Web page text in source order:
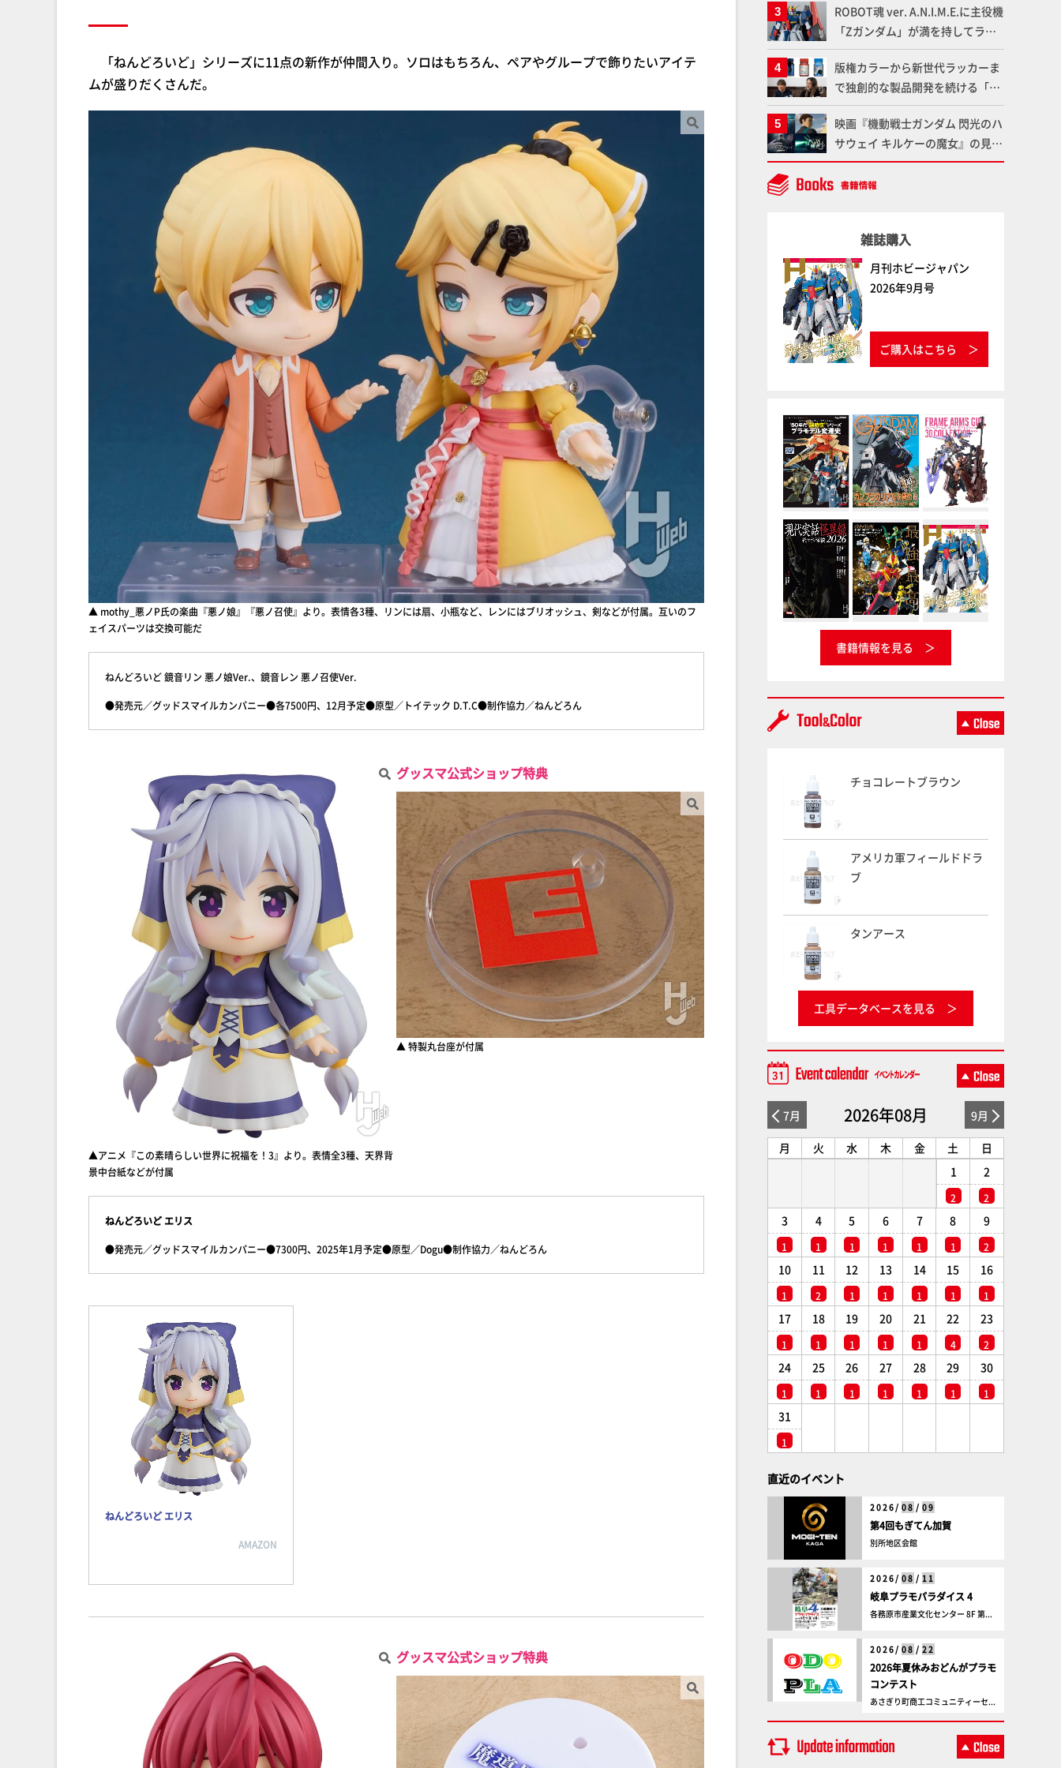
「ねんどろいど」シリーズに11点の新作が仲間入り。ソロはもちろん、ペアやグループで飾りたいアイテ
ムが盛りだくさんだ。
▲ mothy_悪ノP氏の楽曲『悪ノ娘』『悪ノ召使』より。表情各3種、リンには扇、小瓶など、レンにはブリオッシュ、剣などが付属。互いのフ
ェイスパーツは交換可能だ
ねんどろいど 鏡音リン 悪ノ娘Ver.、鏡音レン 悪ノ召使Ver.
●発売元／グッドスマイルカンパニー●各7500円、12月予定●原型／トイテック D.T.C●制作協力／ねんどろん
▲アニメ『この素晴らしい世界に祝福を！3』より。表情全3種、天界背
景中台紙などが付属
グッスマ公式ショップ特典
▲ 特製丸台座が付属
ねんどろいど エリス
●発売元／グッドスマイルカンパニー●7300円、2025年1月予定●原型／Dogu●制作協力／ねんどろん
ねんどろいど エリス
AMAZON
グッスマ公式ショップ特典
品の撮り下ろしでご紹介!!さらに
「大鉄人17」＆「ワンエイト」セ
ット情報もお届け！【超合金の
魂】
ROBOT魂 ver. A.N.I.M.E.に主役機
「Zガンダム」が満を持してライ
ンナップ！ウェイブライダーへの
変形、劇中どおりのプロポーショ
ンを再現【機動戦士Zガンダム】
版権カラーから新世代ラッカーま
で独創的な製品開発を続ける「ガ
イアノーツ」に塗料開発の裏側と
ラッカー塗料の未来についてイン
タビュー！
映画『機動戦士ガンダム 閃光のハ
サウェイ キルケーの魔女』の見放
題配信が8月31日（月）よりスタ
ート！Prime Videoで国内独占配
雑誌購入
月刊ホビージャパン
2026年9月号
ご購入はこちら
書籍情報を見る
チョコレートブラウン
アメリカ軍フィールドドラ
ブ
タンアース
工具データベースを見る
7月 2026年08月 9月
月 火 水 木 金 土
日
1
2
2
2
3
1
4
1
5
1
6
1
7
1
8
1
9
2
10
1
11
2
12
1
13
1
14
1
15
1
16
1
17
1
18
1
19
1
20
1
21
1
22
4
23
2
24
1
25
1
26
1
27
1
28
1
29
1
30
1
31
1
直近のイベント
2026/ 08 / 09
第4回もぎてん加賀
別所地区会館
2026/ 08 / 11
岐阜プラモパラダイス 4
各務原市産業文化センター 8F 第...
2026/ 08 / 22
2026年夏休みおどんがプラモ
コンテスト
あさぎり町商工コミュニティーセ...